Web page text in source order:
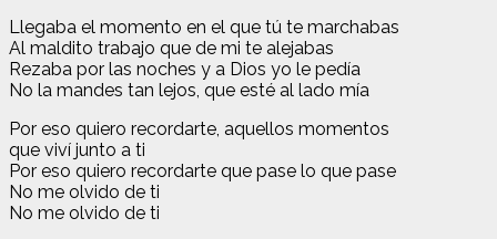
Llegaba el momento en el que tú te marchabas
Al maldito trabajo que de mi te alejabas
Rezaba por las noches y a Dios yo le pedía
No la mandes tan lejos, que esté al lado mía
Por eso quiero recordarte, aquellos momentos
que viví junto a ti
Por eso quiero recordarte que pase lo que pase
No me olvido de ti
No me olvido de ti